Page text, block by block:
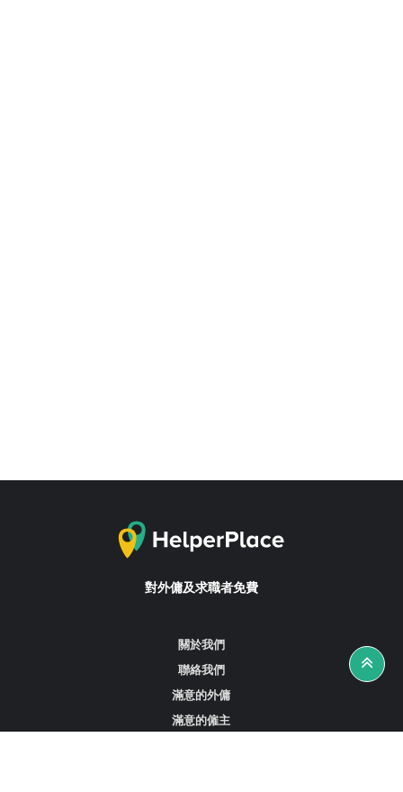
對外傭及求職者免費
關於我們
聯絡我們
滿意的外傭
滿意的僱主